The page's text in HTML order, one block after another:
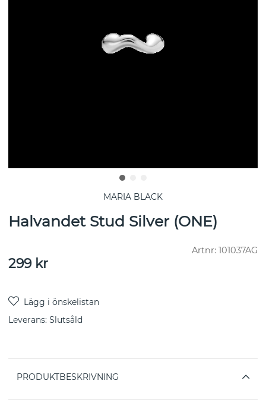
MARIA BLACK
Halvandet Stud Silver (ONE)
Artnr: 101037AG
299kr
Leverans: Slutsåld
PRODUKTBESKRIVNING